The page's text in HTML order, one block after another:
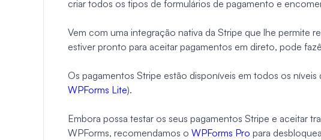
criar todos os tipos de formulários de pagamento e
Vem com uma integração nativa da Stripe que lhe permite
estiver pronto para aceitar pagamentos em direto, pode
Os pagamentos Stripe estão disponíveis em todos os
WPForms Lite).
Embora possa testar os seus pagamentos Stripe e aceitar
WPForms, recomendamos o WPForms Pro para